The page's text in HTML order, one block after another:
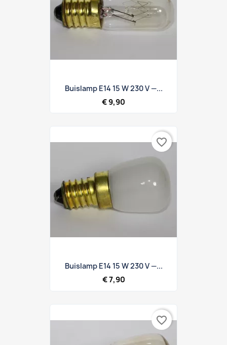
Buislamp E14 15 W 230 V —...
€ 9,90
Buislamp E14 15 W 230 V —...
€ 7,90
favorite_border
favorite_border